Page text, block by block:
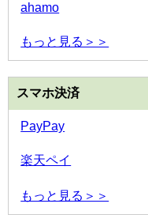
ahamo
もっと見る＞＞
スマホ決済
PayPay
楽天ペイ
もっと見る＞＞